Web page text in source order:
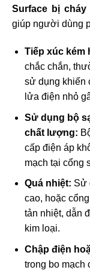
Surface bị cháy
giúp người dùng
Tiếp xúc kém
chắc chắn,
sử dụng khiến
lửa điện nhỏ
Sử dụng bộ
chất lượng:
cấp điện áp
mạch tại cổng
Quá nhiệt: Sử
cao, hoặc
tản nhiệt, dẫn
kim loại.
Chập điện
trong bo mạch